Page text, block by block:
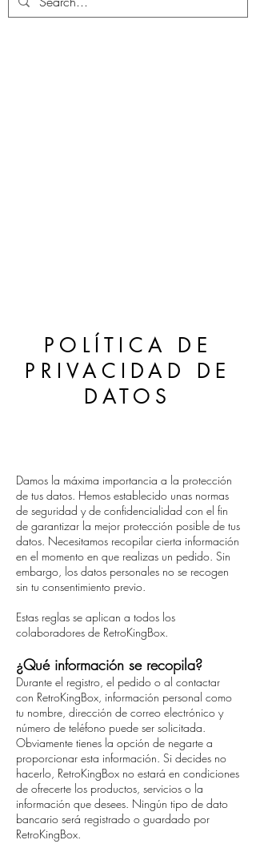
POLÍTICA
DE
PRIVACIDAD DE
DATOS
Damos la máxima importancia a la protección
de tus datos. Hemos establecido unas normas
de seguridad y de confidencialidad con el fin
de garantizar la mejor protección posible de tus
datos. Necesitamos recopilar cierta información
en el momento en que realizas un pedido. Sin
embargo, los datos personales no se recogen
sin tu consentimiento previo.
Estas reglas se aplican a todos los
colaboradores de RetroKingBox.
¿Qué información se recopila?
Durante el registro, el pedido o al contactar
con RetroKingBox, información personal como
tu nombre, dirección de correo electrónico y
número de teléfono puede ser solicitada.
Obviamente tienes la opción de negarte a
proporcionar esta información. Si decides no
hacerlo, RetroKingBox no estará en condiciones
de ofrecerte los productos, servicios o la
información que desees. Ningún tipo de dato
bancario será registrado o guardado por
RetroKingBox.